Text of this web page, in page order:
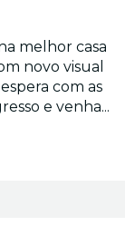
melhor casa
novo visual
com as
e venha...